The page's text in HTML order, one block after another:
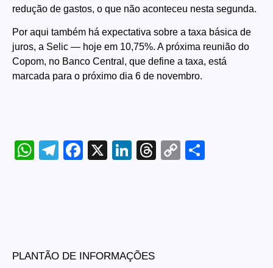
redução de gastos, o que não aconteceu nesta segunda.
Por aqui também há expectativa sobre a taxa básica de
juros, a Selic — hoje em 10,75%. A próxima reunião do
Copom, no Banco Central, que define a taxa, está
marcada para o próximo dia 6 de novembro.
WhatsApp
Telegram
Facebook
X LinkedIn
Threads
Copy
PLANTÃO DE INFORMAÇÕES